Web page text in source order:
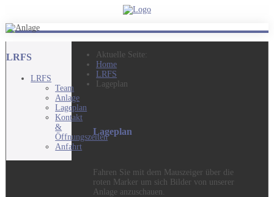
LRFS
LRFS
Team
Anlage
Lageplan
Kontakt
&
Öffnungszeiten
Anfahrt
Aktuelle Seite:
Home
LRFS
Lageplan
Lageplan
Fahren Sie mit dem Mauszeiger über die
roten Marker um sich Bilder von unserer
Anlage anzuschauen.